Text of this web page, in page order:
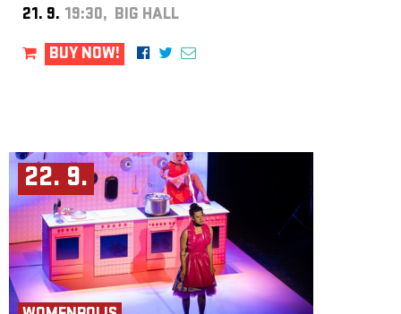
21. 9. 19:30, BIG HALL
BUY NOW!
22. 9.